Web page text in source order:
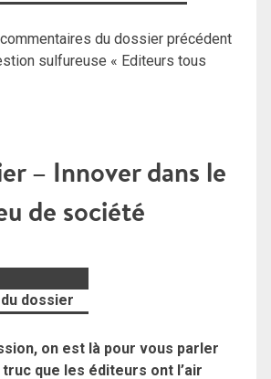
du dossier précédent
sulfureuse « Editeurs tous
– Innover dans le
de société
dossier
on est là pour vous parler
truc que les éditeurs ont l’air